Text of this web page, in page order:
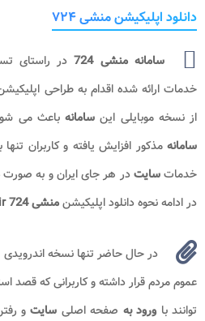
دانلود اپلیکیشن منشی ۷۲۴
سامانه منشی 724
در راستای
خدمات ارائه شده اقدام به طراحی
از نسخه موبایلی این سامانهباعث می
سامانهمذکور افزایش یافته و کاربران
خدماتسایت
در ادامه نحوه دانلود اپلیکیشنمنشی 724 monshi724.ir
در حال حاضر تنها نسخه اندرویدی
عموم مردم قرار داشته و کاربرانی که قصد
توانند با ورود به صفحه اصلی سایت و